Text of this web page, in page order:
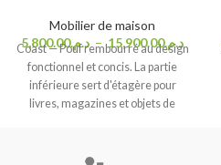
Mobilier de maison
د.م.5,800.00 – د.م.15,900.00
Coast — Pouf rembourré au design
fonctionnel et concis. La partie
inférieure sert d'étagère pour
livres, magazines et objets de